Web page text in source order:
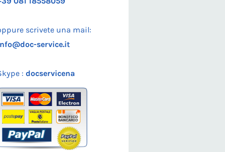
scrivete una mail:
service.it
: docservicena